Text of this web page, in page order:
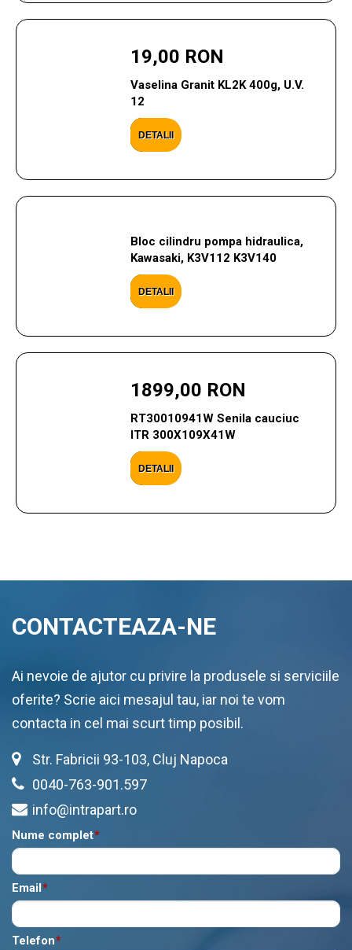
19,00 RON
Vaselina Granit KL2K 400g, U.V.
12
DETALII
Bloc cilindru pompa hidraulica,
Kawasaki, K3V112 K3V140
DETALII
1899,00 RON
RT30010941W Senila cauciuc
ITR 300X109X41W
DETALII
CONTACTEAZA-NE
Ai nevoie de ajutor cu privire la produsele si serviciile
oferite? Scrie aici mesajul tau, iar noi te vom
contacta in cel mai scurt timp posibil.
Str. Fabricii 93-103, Cluj Napoca
0040-763-901.597
info@intrapart.ro
*
Nume complet
*
Email
*
Telefon